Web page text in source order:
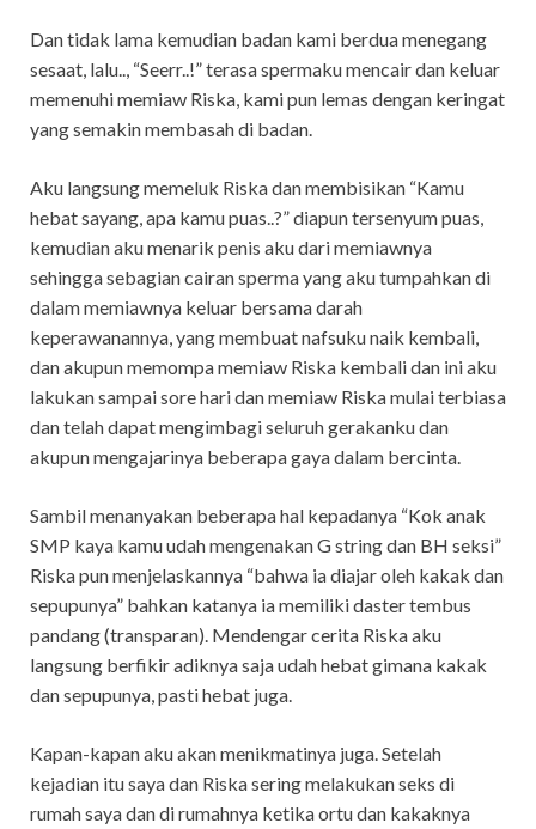
Dan tidak lama kemudian badan kami berdua menegang
sesaat, lalu.., “Seerr..!” terasa spermaku mencair dan keluar
memenuhi memiaw Riska, kami pun lemas dengan keringat
yang semakin membasah di badan.
Aku langsung memeluk Riska dan membisikan “Kamu
hebat sayang, apa kamu puas..?” diapun tersenyum puas,
kemudian aku menarik penis aku dari memiawnya
sehingga sebagian cairan sperma yang aku tumpahkan di
dalam memiawnya keluar bersama darah
keperawanannya, yang membuat nafsuku naik kembali,
dan akupun memompa memiaw Riska kembali dan ini aku
lakukan sampai sore hari dan memiaw Riska mulai terbiasa
dan telah dapat mengimbagi seluruh gerakanku dan
akupun mengajarinya beberapa gaya dalam bercinta.
Sambil menanyakan beberapa hal kepadanya “Kok anak
SMP kaya kamu udah mengenakan G string dan BH seksi”
Riska pun menjelaskannya “bahwa ia diajar oleh kakak dan
sepupunya” bahkan katanya ia memiliki daster tembus
pandang (transparan). Mendengar cerita Riska aku
langsung berfikir adiknya saja udah hebat gimana kakak
dan sepupunya, pasti hebat juga.
Kapan-kapan aku akan menikmatinya juga. Setelah
kejadian itu saya dan Riska sering melakukan seks di
rumah saya dan di rumahnya ketika ortu dan kakaknya